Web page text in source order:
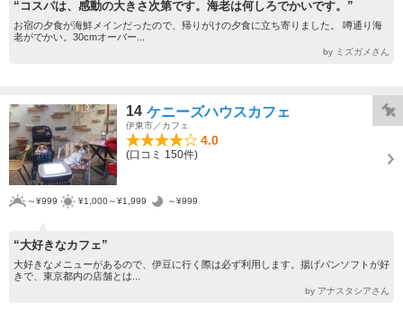
“コスパは、感動の大きさ次第です。海老は何しろでかいです。”
お宿の夕食が海鮮メインだったので、帰りがけの夕食に立ち寄りました。 噂通り海
老がでかい。30cmオーバー...
by ミズガメさん
14 ケニーズハウスカフェ
伊東市／カフェ
4.0
(口コミ 150件)
～¥999 ¥1,000～¥1,999 ～¥999
“大好きなカフェ”
大好きなメニューがあるので、伊豆に行く際は必ず利用します。揚げパンソフトが好
きで、東京都内の店舗とは...
by アナスタシアさん